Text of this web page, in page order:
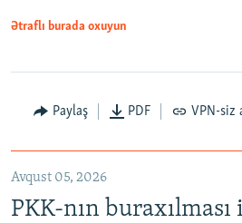
Ətraflı burada oxuyun
Paylaş PDF VPN-siz
Avqust 05, 2026
PKK-nın buraxılması